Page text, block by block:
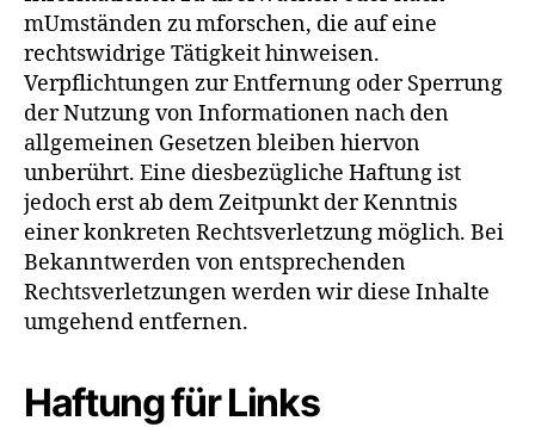
mUmständen zu mforschen, die auf eine
rechtswidrige Tätigkeit hinweisen.
Verpflichtungen zur Entfernung oder Sperrung
der Nutzung von Informationen nach den
allgemeinen Gesetzen bleiben hiervon
unberührt. Eine diesbezügliche Haftung ist
jedoch erst ab dem Zeitpunkt der Kenntnis
einer konkreten Rechtsverletzung möglich. Bei
Bekanntwerden von entsprechenden
Rechtsverletzungen werden wir diese Inhalte
umgehend entfernen.
Haftung für Links